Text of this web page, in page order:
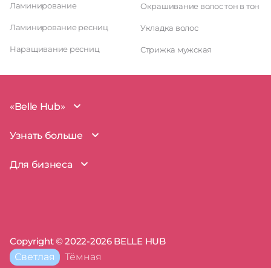
Ламинирование
Ламинирование ресниц
Наращивание ресниц
Окрашивание волос тон в тон
Укладка волос
Стрижка мужская
«Belle Hub»
О проекте
Наша команда
Узнать больше
BelleHub для вас
Отзывы
Пресса о нас
Полезные советы
Для бизнеса
Запросы прав на бизнес
Сертификаты
Поддержка
Copyright © 2022-2026 BELLE HUB
Тема
сайта:
Светлая Тёмная